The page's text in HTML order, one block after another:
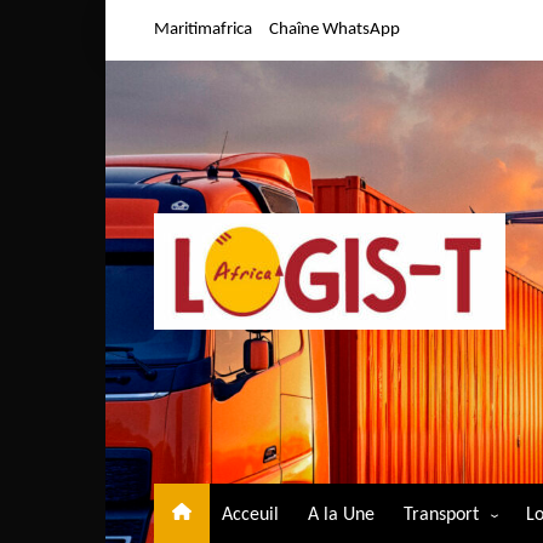
Maritimafrica Chaîne WhatsApp
Acceuil A la Une Transport